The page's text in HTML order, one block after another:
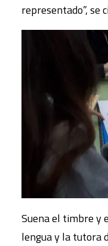
representado”, se
Suena el timbre y
lengua y la tutora